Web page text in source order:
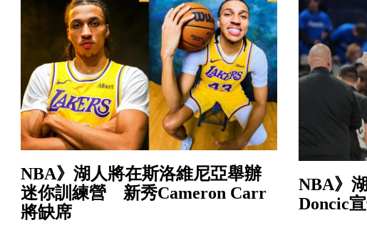
NBA》湖人將在斯洛維尼亞舉辦
迷你訓練營 新秀Cameron Carr
將缺席
NBA》
Doncic